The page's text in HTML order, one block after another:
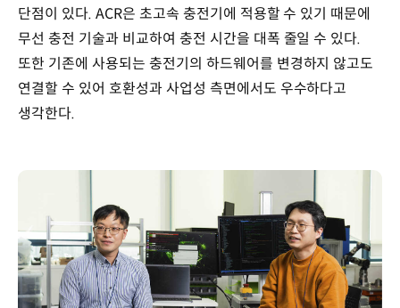
단점이 있다. ACR은 초고속 충전기에 적용할 수 있기 때문에
무선 충전 기술과 비교하여 충전 시간을 대폭 줄일 수 있다.
또한 기존에 사용되는 충전기의 하드웨어를 변경하지 않고도
연결할 수 있어 호환성과 사업성 측면에서도 우수하다고
생각한다.